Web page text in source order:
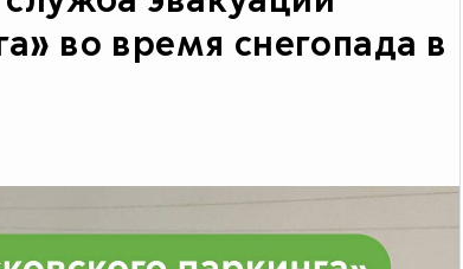
во время снегопада в